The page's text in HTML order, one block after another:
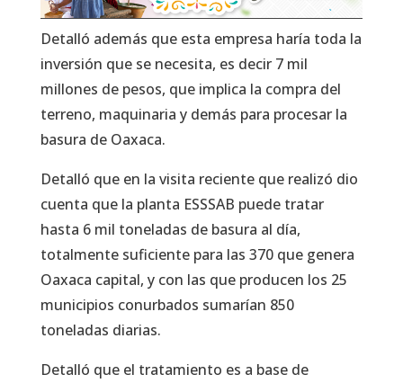
Detalló además que esta empresa haría toda la
inversión que se necesita, es decir 7 mil
millones de pesos, que implica la compra del
terreno, maquinaria y demás para procesar la
basura de Oaxaca.
Detalló que en la visita reciente que realizó dio
cuenta que la planta ESSSAB puede tratar
hasta 6 mil toneladas de basura al día,
totalmente suficiente para las 370 que genera
Oaxaca capital, y con las que producen los 25
municipios conurbados sumarían 850
toneladas diarias.
Detalló que el tratamiento es a base de